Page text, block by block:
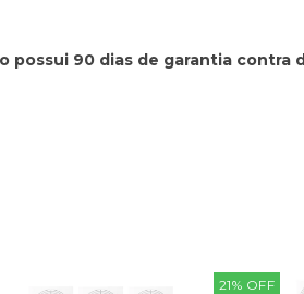
possui 90 dias de garantia contra
21% OFF